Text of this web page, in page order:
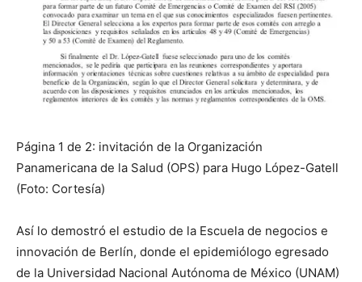
Página 1 de 2: invitación de la Organización
Panamericana de la Salud (OPS) para Hugo López-Gatell
(Foto: Cortesía)
Así lo demostró el estudio de la Escuela de negocios e
innovación de Berlín, donde el epidemiólogo egresado
de la Universidad Nacional Autónoma de México (UNAM)